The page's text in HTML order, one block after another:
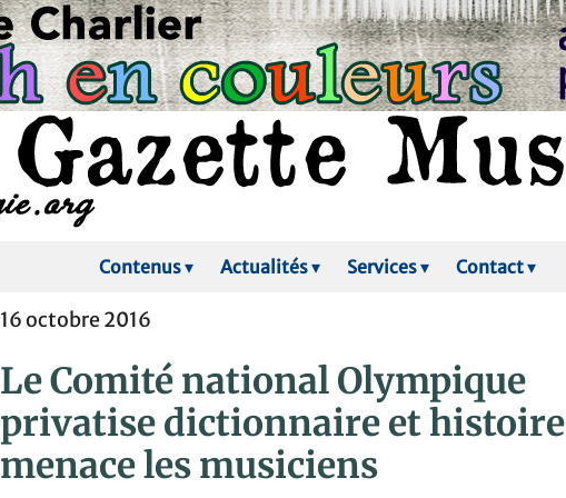
Contenus▾ Actualités▾ Services▾ Contact▾
16 octobre 2016
Le Comité national Olympique
privatise dictionnaire et
menace les musiciens